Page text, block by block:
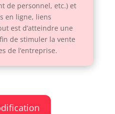
de personnel, etc.) et
en ligne, liens
est d’atteindre une
de stimuler la vente
de l’entreprise.